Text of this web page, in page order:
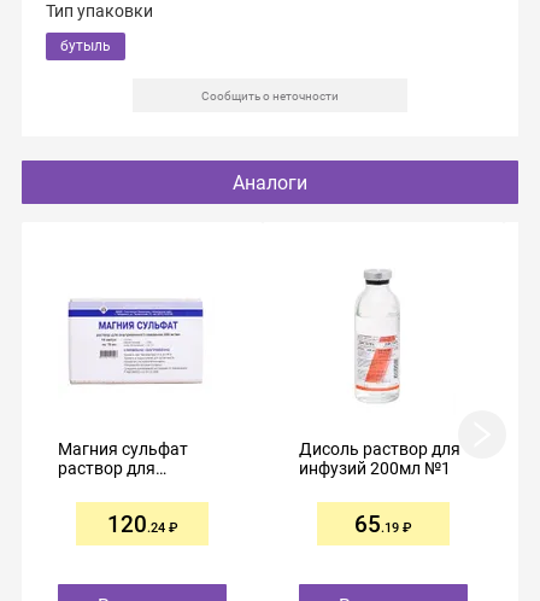
Тип упаковки
бутыль
Сообщить о неточности
Аналоги
Магния сульфат
раствор для
введения 250мг/мл
10мл №10
120.24
Дисоль раствор для
инфузий 200мл №1
65.19